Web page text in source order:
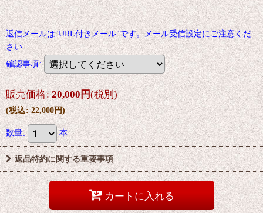
返信メールは"URL付きメール"です。メール受信設定にご注意くだ
さい
確認事項:
販売価格: 20,000円(税別)
(税込: 22,000円)
数量: 本
返品特約に関する重要事項
カートに入れる